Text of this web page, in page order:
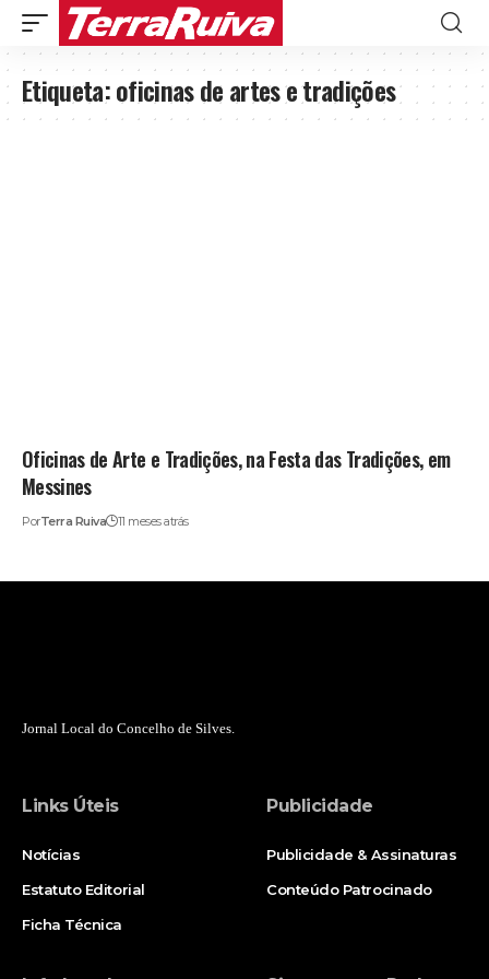
Etiqueta:oficinas de artes e tradições
Oficinas de Arte e Tradições, na Festa das Tradições, em
Messines
PorTerra Ruiva 11 meses atrás
Jornal Local do Concelho de Silves.
Links Úteis
Notícias
Estatuto Editorial
Ficha Técnica
Publicidade
Publicidade & Assinaturas
Conteúdo Patrocinado